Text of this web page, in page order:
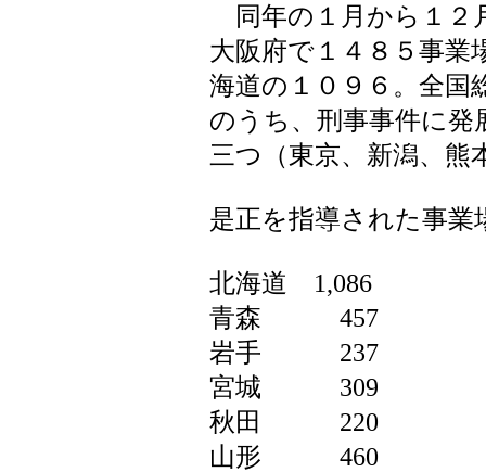
同年の１月から１２
大阪府で１４８５事業
海道の１０９６。全国
のうち、刑事事件に発
三つ（東京、新潟、熊
是正を指導された事業
北海道 1,086
青森 457
岩手 237
宮城 309
秋田 220
山形 460